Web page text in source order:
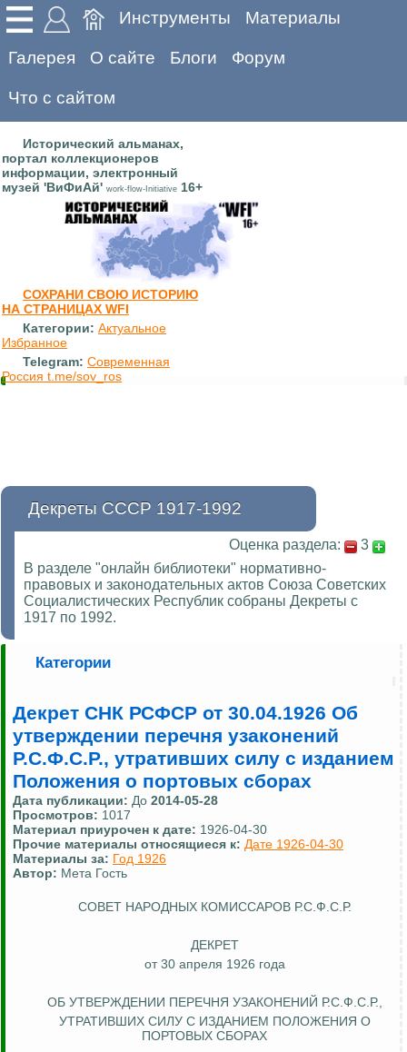
Инструменты Материалы
Галерея О сайте Блоги Форум
Что с сайтом
Исторический альманах,
портал коллекционеров
информации, электронный
музей 'ВиФиАй' work-flow-Initiative 16+
СОХРАНИ СВОЮ ИСТОРИЮ
НА СТРАНИЦАХ WFI
Категории: Актуальное
Избранное
Telegram: Современная
Россия t.me/sov_ros
Декреты СССР 1917-1992
Оценка раздела:
3
В разделе "онлайн библиотеки" нормативно-
правовых и законодательных актов Союза Советских
Социалистических Республик собраны Декреты с
1917 по 1992.
Категории
Декрет СНК РСФСР от 30.04.1926 Об
утверждении перечня узаконений
Р.С.Ф.С.Р., утративших силу с изданием
Положения о портовых сборах
Дата публикации: До 2014-05-28
Просмотров: 1017
Материал приурочен к дате: 1926-04-30
Прочие материалы относящиеся к: Дате 1926-04-30
Материалы за: Год 1926
Автор: Мета Гость
СОВЕТ НАРОДНЫХ КОМИССАРОВ Р.С.Ф.С.Р.
ДЕКРЕТ
от 30 апреля 1926 года
ОБ УТВЕРЖДЕНИИ ПЕРЕЧНЯ УЗАКОНЕНИЙ Р.С.Ф.С.Р.,
УТРАТИВШИХ СИЛУ С ИЗДАНИЕМ ПОЛОЖЕНИЯ О
ПОРТОВЫХ СБОРАХ